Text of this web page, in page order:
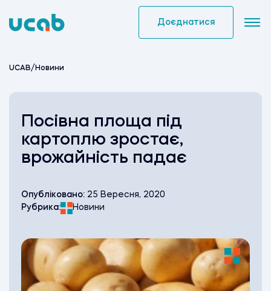
to
Доєднатися
UCAB/ Новини
Посівна площа під
картоплю зростає,
врожайність падає
Опубліковано: 25 Вересня, 2020
Рубрика:
Новини